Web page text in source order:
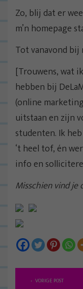
Zo, blij dat er
m’n homepage
Tot vanavond
[Trouwens, wat
hebben bij
(online
uitstaan en zijn
studenten. Ik
‘t heel tof, én
info en
Misschien vind je
B VORIGE POST